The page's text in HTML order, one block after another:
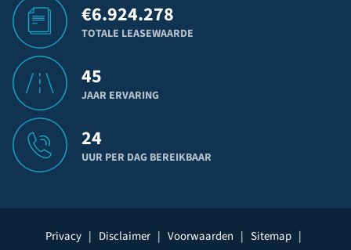
€6.924.278
TOTALE LEASEWAARDE
45
JAAR ERVARING
24
UUR PER DAG BEREIKBAAR
Privacy | Disclaimer | Voorwaarden | Sitemap |